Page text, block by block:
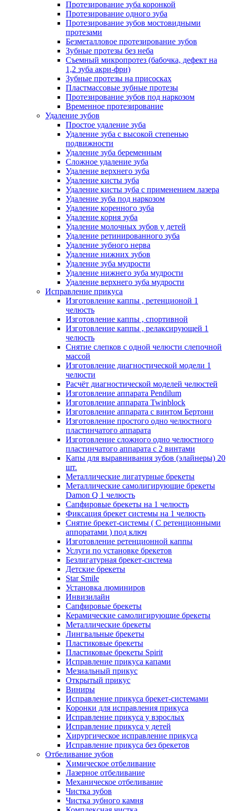
Протезирование зуба коронкой
Протезирование одного зуба
Протезирование зубов мостовидными
протезами
Безметалловое протезирование зубов
Зубные протезы без неба
Съемный микропротез (бабочка, дефект на
1,2 зуба акри-фри)
Зубные протезы на присосках
Пластмассовые зубные протезы
Протезирование зубов под наркозом
Временное протезирование
Удаление зубов
Простое удаление зуба
Удаление зуба с высокой степенью
подвижности
Удаление зуба беременным
Сложное удаление зуба
Удаление верхнего зуба
Удаление кисты зуба
Удаление кисты зуба с применением лазера
Удаление зуба под наркозом
Удаление коренного зуба
Удаление корня зуба
Удаление молочных зубов у детей
Удаление ретинированного зуба
Удаление зубного нерва
Удаление нижних зубов
Удаление зуба мудрости
Удаление нижнего зуба мудрости
Удаление верхнего зуба мудрости
Исправление прикуса
Изготовление каппы , ретенционой 1
челюсть
Изготовление каппы , спортивной
Изготовление каппы , релаксирующей 1
челюсть
Снятие слепков с одной челюсти слепочной
массой
Изготовление диагностической модели 1
челюсти
Расчёт диагностической моделей челюстей
Изготовление аппарата Pendilum
Изготовление аппарата Twinblock
Изготовление аппарата с винтом Бертони
Изготовление простого одно челюстного
пластинчатого аппарата
Изготовление сложного одно челюстного
пластинчатого аппарата с 2 винтами
Капы для выравнивания зубов (элайнеры) 20
шт.
Металлические лигатурные брекеты
Металлические самолигирующие брекеты
Damon Q 1 челюсть
Сапфировые брекеты на 1 челюсть
Фиксация брекет системы на 1 челюсть
Снятие брекет-системы ( С ретенционными
аппоратами ) под ключ
Изготовление ретенционной каппы
Услуги по установке брекетов
Безлигатурная брекет-система
Детские брекеты
Star Smile
Установка люминиров
Инвизилайн
Сапфировые брекеты
Керамические самолигирующие брекеты
Металлические брекеты
Лингвальные брекеты
Пластиковые брекеты
Пластиковые брекеты Spirit
Исправление прикуса капами
Мезиальный прикус
Открытый прикус
Виниры
Исправление прикуса брекет-системами
Коронки для исправления прикуса
Исправление прикуса у взрослых
Исправление прикуса у детей
Хирургическое исправление прикуса
Исправление прикуса без брекетов
Отбеливание зубов
Химическое отбеливание
Лазерное отбеливание
Механическое отбеливание
Чистка зубов
Чистка зубного камня